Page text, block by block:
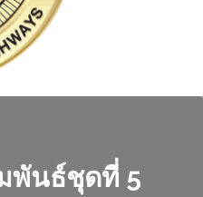
พันธ์ชุดที่ 5